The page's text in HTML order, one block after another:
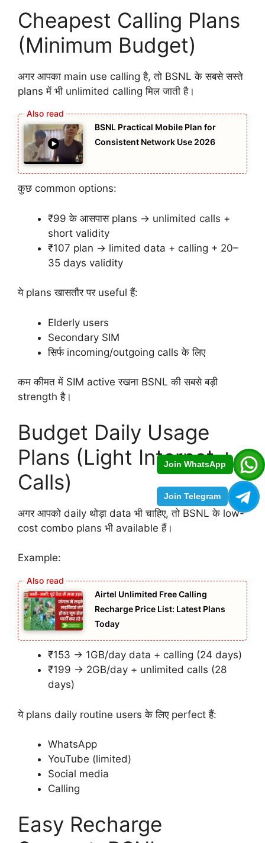
Join WhatsApp
Join Telegram
Cheapest Calling Plans
(Minimum Budget)
अगर आपका main use calling है, तो BSNL के सबसे सस्ते
plans में भी unlimited calling मिल जाती है।
BSNL Practical Mobile Plan for
Consistent Network Use 2026
कुछ common options:
₹99 के आसपास plans → unlimited calls +
short validity
₹107 plan → limited data + calling + 20–
35 days validity
ये plans खासतौर पर useful हैं:
Elderly users
Secondary SIM
सिर्फ incoming/outgoing calls के लिए
कम कीमत में SIM active रखना BSNL की सबसे बड़ी
strength है।
Budget Daily Usage
Plans (Light Internet +
Calls)
अगर आपको daily थोड़ा data भी चाहिए, तो BSNL के low-
cost combo plans भी available हैं।
Example:
Airtel Unlimited Free Calling
Recharge Price List: Latest Plans
Today
₹153 → 1GB/day data + calling (24 days)
₹199 → 2GB/day + unlimited calls (28
days)
ये plans daily routine users के लिए perfect हैं:
WhatsApp
YouTube (limited)
Social media
Calling
Easy Recharge